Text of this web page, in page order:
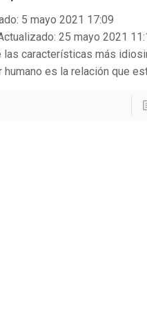
5 mayo 2021 17:09
25 mayo 2021
las características más
humano es la relación que